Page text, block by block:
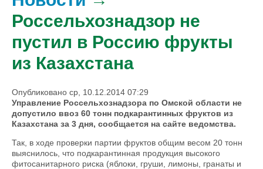
Россельхознадзор не
пустил в Россию фрукты
из Казахстана
Опубликовано ср, 10.12.2014 07:29
Управление Россельхознадзора по Омской области не
допустило ввоз 60 тонн подкарантинных фруктов из
Казахстана за 3 дня, сообщается на сайте ведомства.
Так, в ходе проверки партии фруктов общим весом 20 тонн
выяснилось, что подкарантинная продукция высокого
фитосанитарного риска (яблоки, груши, лимоны, гранаты и